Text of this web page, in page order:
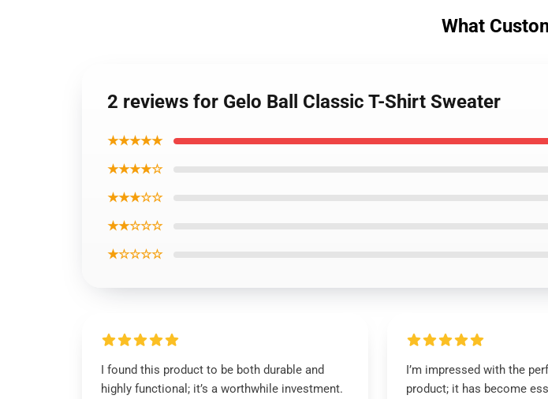
What
2 reviews for Gelo Ball Classic T-Shirt Sweater
★★★★★
★★★★☆
★★★☆☆
★★☆☆☆
★☆☆☆☆
I found this product to be both durable and
highly functional; it’s a worthwhile investment.
I’m impressed with the
product; it has become